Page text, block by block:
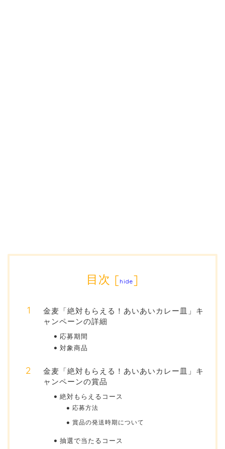
目次 [hide]
金麦「絶対もらえる！あいあいカレー皿」キ
ャンペーンの詳細
応募期間
対象商品
金麦「絶対もらえる！あいあいカレー皿」キ
ャンペーンの賞品
絶対もらえるコース
応募方法
賞品の発送時期について
抽選で当たるコース